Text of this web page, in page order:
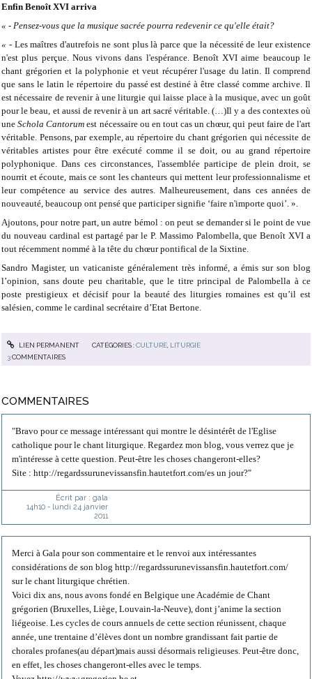
Enfin Benoît XVI arriva
« - Pensez-vous que la musique sacrée pourra redevenir ce qu'elle était?
« -Les maîtres d'autrefois ne sont plus là parce que la nécessité de leur existence
n'est plus perçue. Nous vivons dans l'espérance. Benoît XVI aime beaucoup le
chant grégorien et la polyphonie et veut récupérer l'usage du latin. Il comprend
que sans le latin le répertoire du passé est destiné à être classé comme archive. Il
est nécessaire de revenir à une liturgie qui laisse place à la musique, avec un goût
pour le beau, et aussi de revenir à un art sacré véritable. (…)Il y a des contextes où
uneSchola Cantorum est nécessaire ou en tout cas un chœur, qui peut faire de l'art
véritable. Pensons, par exemple, au répertoire du chant grégorien qui nécessite de
véritables artistes pour être exécuté comme il se doit, ou au grand répertoire
polyphonique. Dans ces circonstances, l'assemblée participe de plein droit, se
nourrit et écoute, mais ce sont les chanteurs qui mettent leur professionnalisme et
leur compétence au service des autres. Malheureusement, dans ces années de
nouveauté, beaucoup ont pensé que participer signifie ‘faire n'importe quoi’. ».
Ajoutons, pour notre part, un autre bémol : on peut se demander si le point de vue
du nouveau cardinal est partagé par le P. Massimo Palombella, que Benoît XVI a
tout récemment nommé à la tête du chœur pontifical de la Sixtine.
Sandro Magister, un vaticaniste généralement très informé, a émis sur son blog
l’opinion, sans doute peu charitable, que le titre principal de Palombella à ce
poste prestigieux et décisif pour la beauté des liturgies romaines est qu’il est
salésien, comme le cardinal secrétaire d’Etat Bertone.
LIEN PERMANENT CATÉGORIES :CULTURE, LITURGIE
3COMMENTAIRES
COMMENTAIRES
"Bravo pour ce message intéressant qui montre le désintérêt de l'Eglise
catholique pour le chant liturgique. Regardez mon blog, vous verrez que je
m'intéresse à cette question. Peut-être les choses changeront-elles?
Site : http://regardssurunevissansfin.hautetfort.com/es un jour?"
Écrit par : gala
14h10- lundi 24 janvier
2011
Merci à Gala pour son commentaire et le renvoi aux intéressantes
considérations de son blog http://regardssurunevissansfin.hautetfort.com/
sur le chant liturgique chrétien.
Voici dix ans, nous avons fondé en Belgique une Académie de Chant
grégorien (Bruxelles, Liège, Louvain-la-Neuve), dont j’anime la section
liégeoise. Les cycles de cours annuels de cette section réunissent, chaque
année, une trentaine d’élèves dont un nombre grandissant fait partie de
chorales profanes(au départ)mais aussi désormais religieuses. Peut-être donc,
en effet, les choses changeront-elles avec le temps.